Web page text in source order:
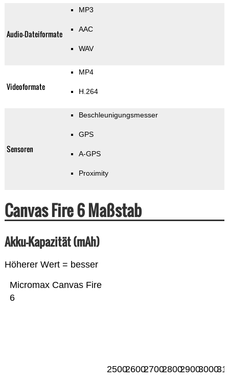
Audio-Dateiformate
MP3
AAC
WAV
Videoformate
MP4
H.264
Sensoren
Beschleunigungsmesser
GPS
A-GPS
Proximity
Canvas Fire 6 Maßstab
Akku-Kapazität (mAh)
Höherer Wert = besser
Micromax Canvas Fire
6
250026002700280029003000